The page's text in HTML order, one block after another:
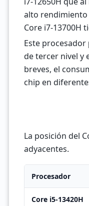
alto rendimiento
Core i7-13700H
Este procesador
de tercer nivel y
breves, el
chip en
La posición del
adyacentes.
Procesador
Core i5-13420H